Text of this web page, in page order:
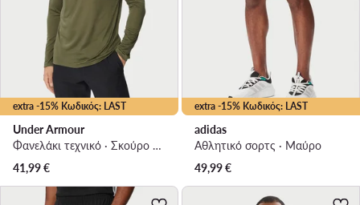
extra -15% Κωδικός: LAST
Under Armour
Φανελάκι τεχνικό · Σκούρο πράσινο
41,99€
extra -15% Κωδικός: LAST
adidas
Αθλητικό σορτς · Μαύρο
49,99€